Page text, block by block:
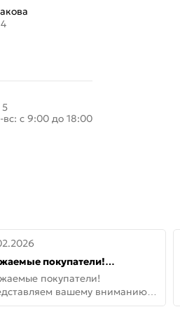
вс: с 9:00 до 18:00
покупатели!
вашему вниманию
от Armadillo!
покупатели!
вашему вниманию
от Armadillo! Новая